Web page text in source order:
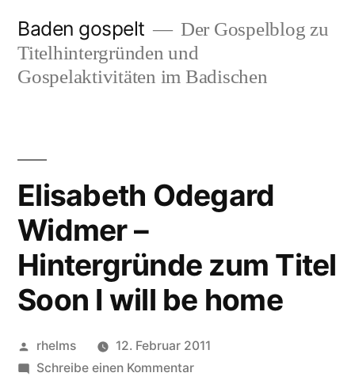
Inhalt
springen
Baden gospelt
Der Gospelblog zu
Titelhintergründen und
Gospelaktivitäten im Badischen
Elisabeth Odegard
Widmer –
Hintergründe zum Titel
Soon I will be home
Veröffentlicht
von
rhelms
12. Februar 2011
Schreibe einen Kommentarzu